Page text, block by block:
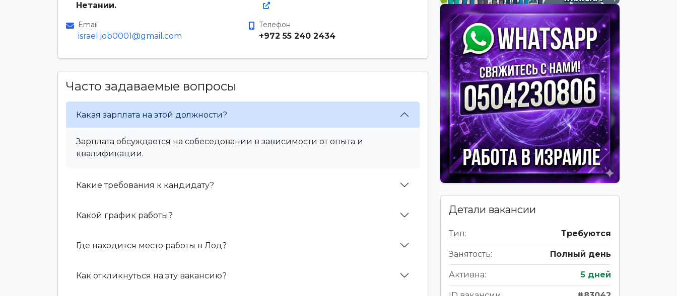
Нетании.
Email
israel.job0001@gmail.com
Телефон
+972 55 240 2434
Часто задаваемые вопросы
Какая зарплата на этой должности?
Зарплата обсуждается на собеседовании в зависимости от опыта и
квалификации.
Какие требования к кандидату?
Какой график работы?
Где находится место работы в Лод?
Как откликнуться на эту вакансию?
Детали вакансии
Тип: Требуются
Занятость: Полный день
Активна: 5 дней